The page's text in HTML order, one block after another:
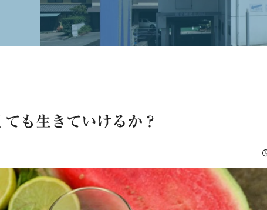
も生きていけるか？